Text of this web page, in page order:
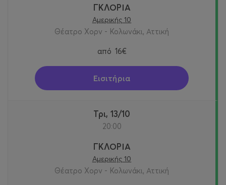
ΓΚΛΟΡΙΑ
Αμερικής 10
Θέατρο Χορν - Κολωνάκι, Αττική
από 16€
Εισιτήρια
Τρι, 13/10
20:00
ΓΚΛΟΡΙΑ
Αμερικής 10
Θέατρο Χορν - Κολωνάκι, Αττική